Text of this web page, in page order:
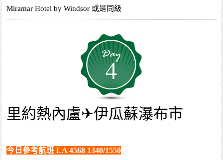
Miramar Hotel by Windsor 或是同級
4
里約熱內盧✈伊瓜蘇瀑布市
今日參考航班 LA 4568 1340/1550